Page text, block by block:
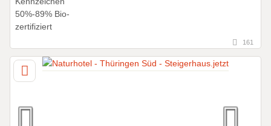
161